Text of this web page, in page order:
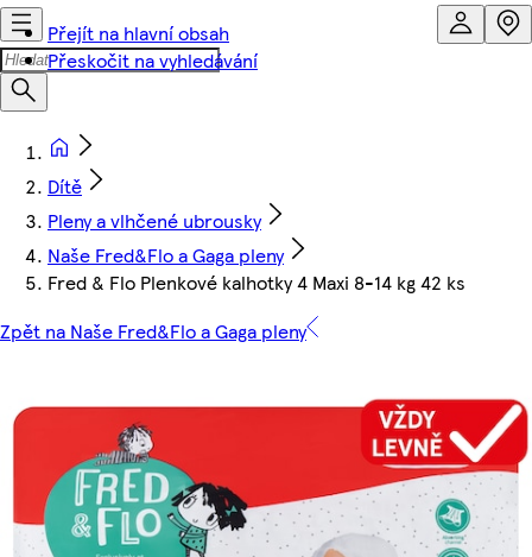
Přejít na hlavní obsah
Přeskočit na vyhledávání
Dítě
Pleny a vlhčené ubrousky
Naše Fred&Flo a Gaga pleny
Fred & Flo Plenkové kalhotky 4 Maxi 8-14 kg 42 ks
Zpět na Naše Fred&Flo a Gaga pleny